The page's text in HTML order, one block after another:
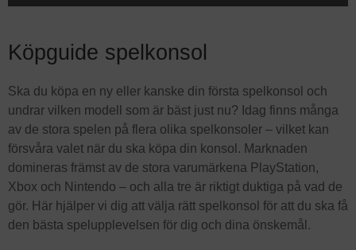
Köpguide spelkonsol
Ska du köpa en ny eller kanske din första spelkonsol och
undrar vilken modell som är bäst just nu? Idag finns många
av de stora spelen på flera olika spelkonsoler – vilket kan
försvåra valet när du ska köpa din konsol. Marknaden
domineras främst av de stora varumärkena PlayStation,
Xbox och Nintendo – och alla tre är riktigt duktiga på vad de
gör. Här hjälper vi dig att välja rätt spelkonsol för att du ska få
den bästa spelupplevelsen för dig och dina önskemål.